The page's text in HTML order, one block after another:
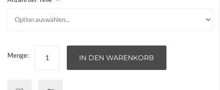
Menge: IN DEN WARENKORB